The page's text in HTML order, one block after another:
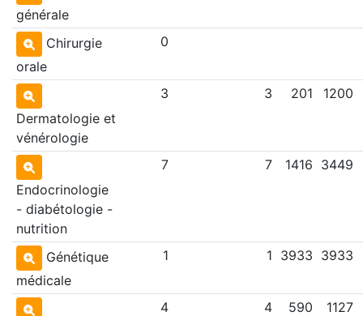
générale
Chirurgie
orale
0
Dermatologie et
vénérologie
3 3 201 1200
Endocrinologie
- diabétologie -
nutrition
7 7 1416 3449
Génétique
médicale
1 1 3933 3933
4 4 590 1127